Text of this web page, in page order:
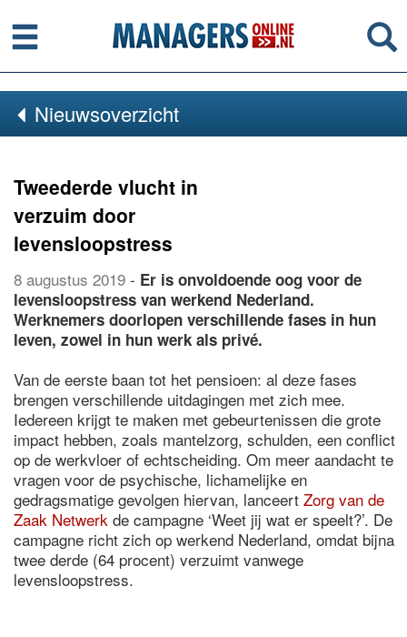
Menu
Nieuwsoverzicht
Tweederde vlucht in
verzuim door
levensloopstress
8 augustus 2019 - Er is onvoldoende oog voor de
levensloopstress van werkend Nederland.
Werknemers doorlopen verschillende fases in hun
leven, zowel in hun werk als privé.
Van de eerste baan tot het pensioen: al deze fases
brengen verschillende uitdagingen met zich mee.
Iedereen krijgt te maken met gebeurtenissen die grote
impact hebben, zoals mantelzorg, schulden, een conflict
op de werkvloer of echtscheiding. Om meer aandacht te
vragen voor de psychische, lichamelijke en
gedragsmatige gevolgen hiervan, lanceert Zorg van de
Zaak Netwerk de campagne ‘Weet jij wat er speelt?’. De
campagne richt zich op werkend Nederland, omdat bijna
twee derde (64 procent) verzuimt vanwege
levensloopstress.